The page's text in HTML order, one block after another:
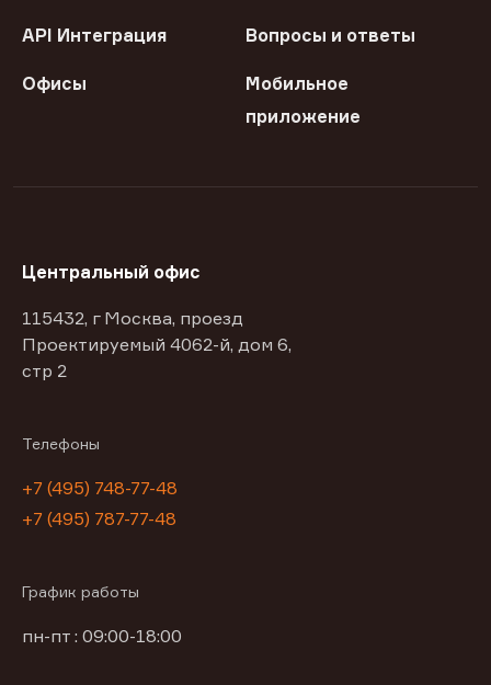
API Интеграция Вопросы и ответы
Офисы
Мобильное
приложение
Центральный офис
115432, г Москва, проезд
Проектируемый 4062-й, дом 6,
стр 2
Телефоны
+7 (495) 748-77-48
+7 (495) 787-77-48
График работы
пн-пт : 09:00-18:00